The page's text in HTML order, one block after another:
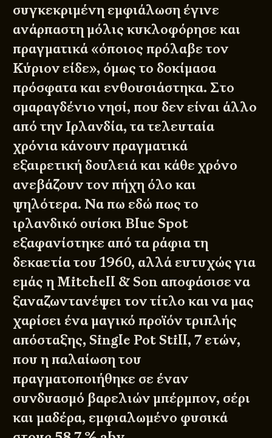
συγκεκριμένη εμφιάλωση έγινε
ανάρπαστη μόλις κυκλοφόρησε και
πραγματικά «όποιος πρόλαβε τον
Κύριον είδε», όμως το δοκίμασα
πρόσφατα και ενθουσιάστηκα. Στο
σμαραγδένιο νησί, που δεν είναι άλλο
από την Ιρλανδία, τα τελευταία
χρόνια κάνουν πραγματικά
εξαιρετική δουλειά και κάθε χρόνο
ανεβάζουν τον πήχη όλο και
ψηλότερα. Να πω εδώ πως το
ιρλανδικό ουίσκι Blue Spot
εξαφανίστηκε από τα ράφια τη
δεκαετία του 1960, αλλά ευτυχώς για
εμάς η Mitchell & Son αποφάσισε να
ξαναζωντανέψει τον τίτλο και να μας
χαρίσει ένα μαγικό προϊόν τριπλής
απόσταξης, Single Pot Still, 7 ετών,
που η παλαίωση του
πραγματοποιήθηκε σε έναν
συνδυασμό βαρελιών μπέρμπον, σέρι
και μαδέρα, εμφιαλωμένο φυσικά